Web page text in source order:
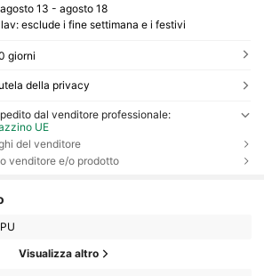
agosto 13 - agosto 18
esclude i fine settimana e i festivi
giorni
della privacy
dal venditore professionale:
UE
del venditore
venditore e/o prodotto
Visualizza altro